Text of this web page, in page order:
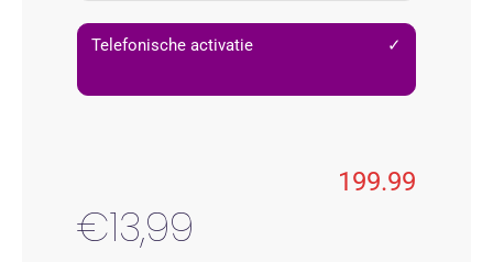
Telefonische activatie ✓
199.99
€13,99